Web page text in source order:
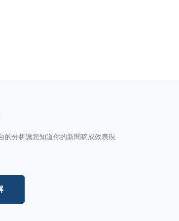
的分析讓您知道你的新聞稿成效表現